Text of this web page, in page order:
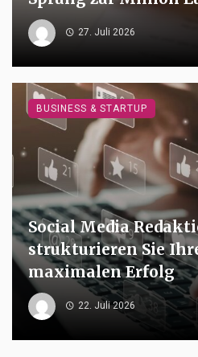
27. Juli 2026
Social Media
strukturieren Sie
maximalen Erfolg
22. Juli 2026
BUSINESS & STARTUP